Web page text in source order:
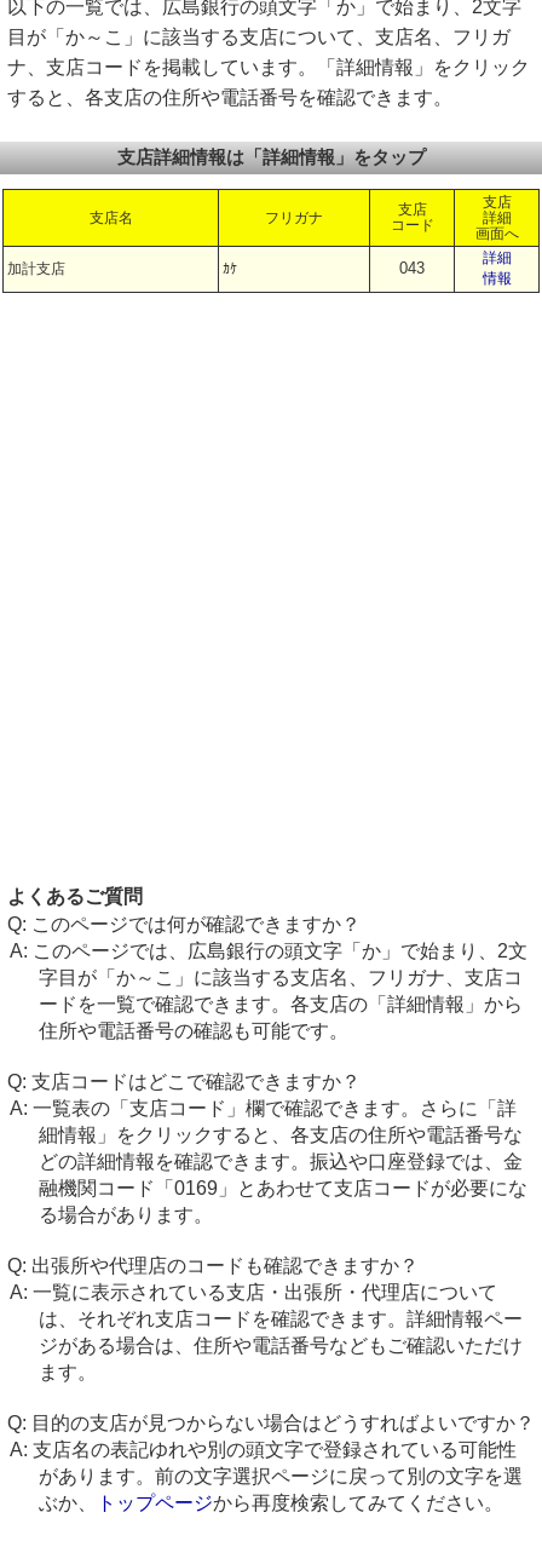
以下の一覧では、広島銀行の頭文字「か」で始まり、2文字
目が「か～こ」に該当する支店について、支店名、フリガ
ナ、支店コードを掲載しています。「詳細情報」をクリック
すると、各支店の住所や電話番号を確認できます。
支店詳細情報は「詳細情報」をタップ
支店名 フリガナ
支店
コード
支店
詳細
画面へ
加計支店 ｶｹ 043
詳細
情報
よくあるご質問
このページでは何が確認できますか？
このページでは、広島銀行の頭文字「か」で始まり、2文
字目が「か～こ」に該当する支店名、フリガナ、支店コ
ードを一覧で確認できます。各支店の「詳細情報」から
住所や電話番号の確認も可能です。
支店コードはどこで確認できますか？
一覧表の「支店コード」欄で確認できます。さらに「詳
細情報」をクリックすると、各支店の住所や電話番号な
どの詳細情報を確認できます。振込や口座登録では、金
融機関コード「0169」とあわせて支店コードが必要にな
る場合があります。
出張所や代理店のコードも確認できますか？
一覧に表示されている支店・出張所・代理店について
は、それぞれ支店コードを確認できます。詳細情報ペー
ジがある場合は、住所や電話番号などもご確認いただけ
ます。
目的の支店が見つからない場合はどうすればよいですか？
支店名の表記ゆれや別の頭文字で登録されている可能性
があります。前の文字選択ページに戻って別の文字を選
ぶか、
トップページから再度検索してみてください。